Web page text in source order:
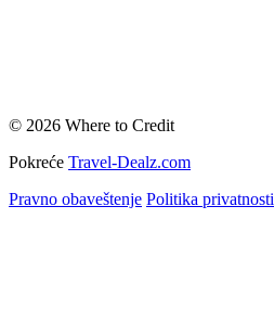
© 2026 Where to Credit
Pokreće Travel-Dealz.com
Pravno obaveštenje Politika privatnosti